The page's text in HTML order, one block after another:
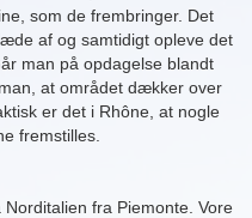
som de frembringer. Det
af og samtidigt opleve det
man på opdagelse blandt
at området dækker over
er det i Rhône, at nogle
fremstilles.
fra Piemonte. Vore